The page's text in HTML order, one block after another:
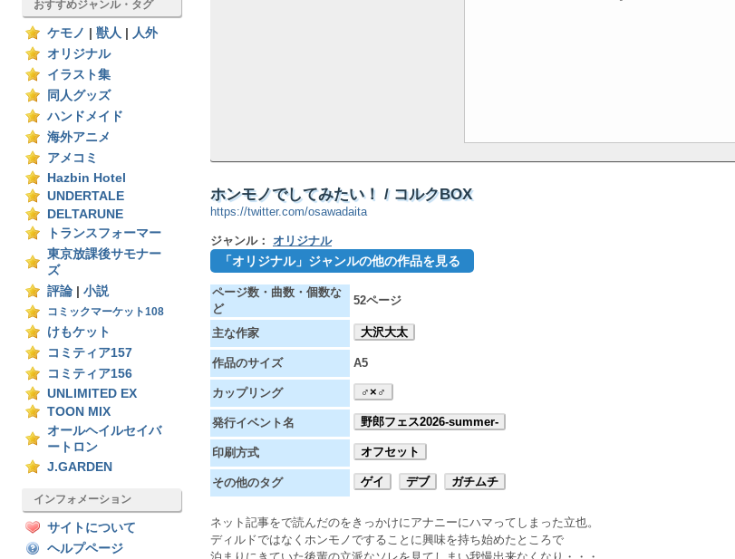
おすすめジャンル・タグ
ケモノ 獣人
人外
オリジナル
イラスト集
同人グッズ
ハンドメイド
海外アニメ
アメコミ
Hazbin Hotel
UNDERTALE
DELTARUNE
トランスフォーマー
東京放課後サモナー
ズ
評論
小説
コミックマーケット108
けもケット
コミティア157
コミティア156
UNLIMITED EX
TOON MIX
オールヘイルセイバ
ートロン
J.GARDEN
インフォメーション
サイトについて
ヘルプページ
ホンモノでしてみたい！ / コルクBOX
https://twitter.com/osawadaita
ジャンル： オリジナル
「オリジナル」ジャンルの他の作品を見る
ページ数・曲数・個数な
ど
52ページ
主な作家 大沢大太
作品のサイズ A5
カップリング ♂×♂
発行イベント名 野郎フェス2026-summer-
印刷方式 オフセット
その他のタグ ゲイ デブ ガチムチ
ネット記事をで読んだのをきっかけにアナニーにハマってしまった立也。
ディルドではなくホンモノですることに興味を持ち始めたところで